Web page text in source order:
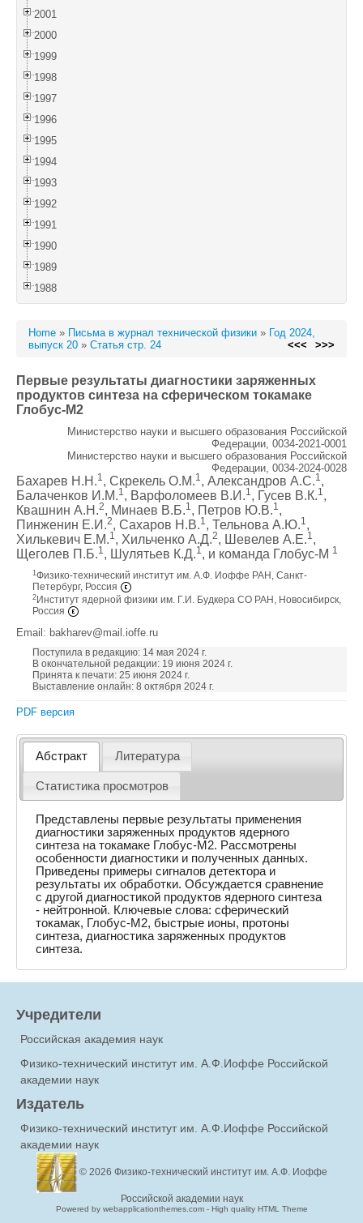
2001
2000
1999
1998
1997
1996
1995
1994
1993
1992
1991
1990
1989
1988
Home » Письма в журнал технической физики » Год 2024,
выпуск 20 » Статья стр. 24 <<< >>>
Первые результаты диагностики заряженных
продуктов синтеза на сферическом токамаке
Глобус-М2
Министерство науки и высшего образования Российской
Федерации, 0034-2021-0001
Министерство науки и высшего образования Российской
Федерации, 0034-2024-0028
Бахарев Н.Н.1, Скрекель О.М.1, Александров А.С.1,
Балаченков И.М.1, Варфоломеев В.И.1, Гусев В.К.1,
Квашнин А.Н.2, Минаев В.Б.1, Петров Ю.В.1,
Пинженин Е.И.2, Сахаров Н.В.1, Тельнова А.Ю.1,
Хилькевич Е.М.1, Хильченко А.Д.2, Шевелев А.Е.1,
Щеголев П.Б.1, Шулятьев К.Д.1, и команда Глобус-М 1
1 Физико-технический институт им. А.Ф. Иоффе РАН, Санкт-
Петербург, Россия
2 Институт ядерной физики им. Г.И. Будкера СО РАН, Новосибирск,
Россия
Email: bakharev@mail.ioffe.ru
Поступила в редакцию: 14 мая 2024 г.
В окончательной редакции: 19 июня 2024 г.
Принята к печати: 25 июня 2024 г.
Выставление онлайн: 8 октября 2024 г.
PDF версия
Абстракт Литература
Статистика просмотров
Представлены первые результаты применения
диагностики заряженных продуктов ядерного
синтеза на токамаке Глобус-М2. Рассмотрены
особенности диагностики и полученных данных.
Приведены примеры сигналов детектора и
результаты их обработки. Обсуждается сравнение
с другой диагностикой продуктов ядерного синтеза
- нейтронной. Ключевые слова: сферический
токамак, Глобус-М2, быстрые ионы, протоны
синтеза, диагностика заряженных продуктов
синтеза.
Учредители
Российская академия наук
Физико-технический институт им. А.Ф.Иоффе Российской
академии наук
Издатель
Физико-технический институт им. А.Ф.Иоффе Российской
академии наук
© 2026 Физико-технический институт им. А.Ф. Иоффе
Российской академии наук
Powered by webapplicationthemes.com - High quality HTML Theme